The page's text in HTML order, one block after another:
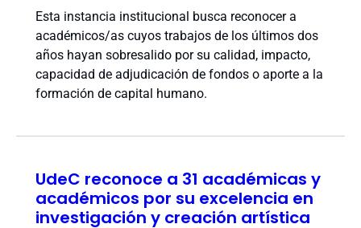
Esta instancia institucional busca reconocer a
académicos/as cuyos trabajos de los últimos dos
años hayan sobresalido por su calidad, impacto,
capacidad de adjudicación de fondos o aporte a la
formación de capital humano.
UdeC reconoce a 31 académicas y
académicos por su excelencia en
investigación y creación artística